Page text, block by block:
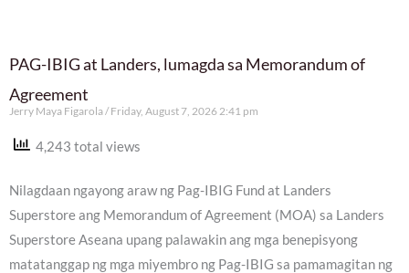
PAG-IBIG at Landers, lumagda sa Memorandum of
Agreement
Jerry Maya Figarola Friday, August 7, 2026 2:41 pm
4,243 total views
Nilagdaan ngayong araw ng Pag-IBIG Fund at Landers
Superstore ang Memorandum of Agreement (MOA) sa Landers
Superstore Aseana upang palawakin ang mga benepisyong
matatanggap ng mga miyembro ng Pag-IBIG sa pamamagitan ng